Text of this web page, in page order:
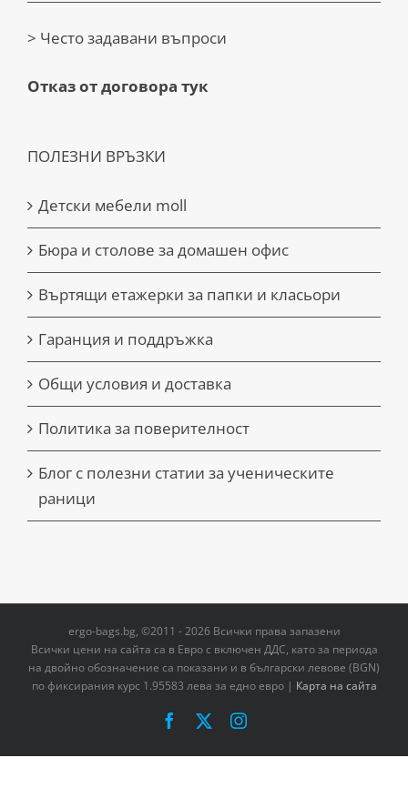
> Често задавани въпроси
Отказ от договора тук
ПОЛЕЗНИ ВРЪЗКИ
Детски мебели moll
Бюра и столове за домашен офис
Въртящи етажерки за папки и класьори
Гаранция и поддръжка
Общи условия и доставка
Политика за поверителност
Блог с полезни статии за ученическите
раници
ergo-bags.bg, ©2011 - 2026 Всички права запазени
Всички цени на сайта са в Евро с включен ДДС, като за периода
на двoйно обозначение са показани и в български левове (BGN)
по фиксирания курс 1.95583 лева за едно евро | Карта на сайта
Facebook Instagram